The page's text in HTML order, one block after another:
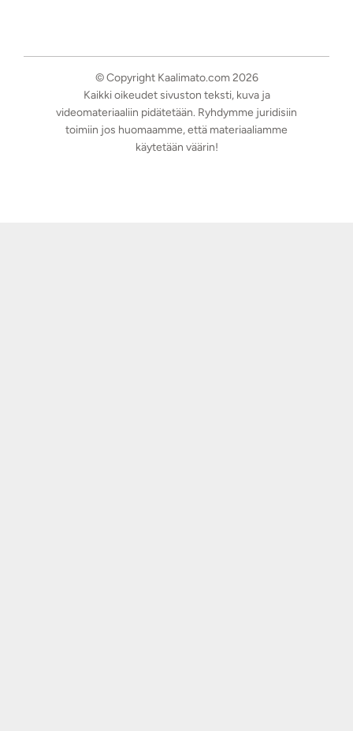
© Copyright Kaalimato.com 2026
Kaikki oikeudet sivuston teksti, kuva ja
videomateriaaliin pidätetään. Ryhdymme juridisiin
toimiin jos huomaamme, että materiaaliamme
käytetään väärin!